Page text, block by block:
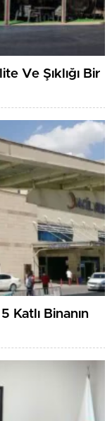
Ve Şıklığı Bir
Katlı Binanın